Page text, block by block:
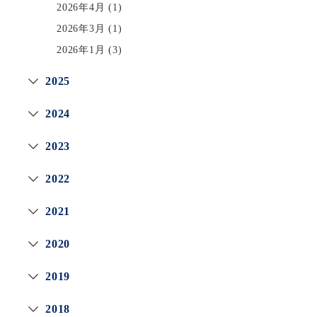
2026年4月 (1)
2026年3月 (1)
2026年1月 (3)
2025
2024
2023
2022
2021
2020
2019
2018